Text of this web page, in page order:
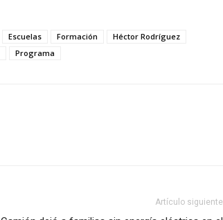
Escuelas Formación
Héctor Rodríguez
Programa
Artículo siguiente